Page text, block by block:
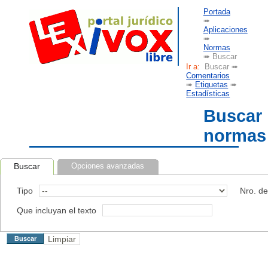
Portada
➠
Aplicaciones
➠
Normas
➠ Buscar
Ir a: Buscar ➠
Comentarios
➠ Etiquetas ➠
Estadísticas
Buscar
normas
Buscar Opciones avanzadas
Tipo Nro.
Que incluyan el texto